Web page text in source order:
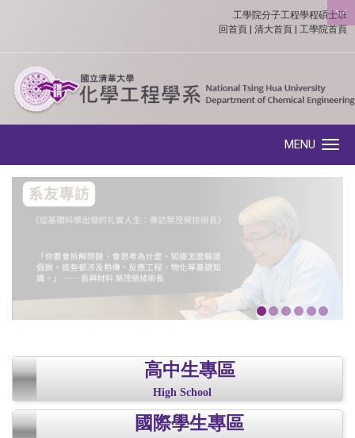
:::
工學院分子工程學程碩士班
回首頁
清大首頁 工學院首頁
MENU
高中生專區
High School
國際學生專區